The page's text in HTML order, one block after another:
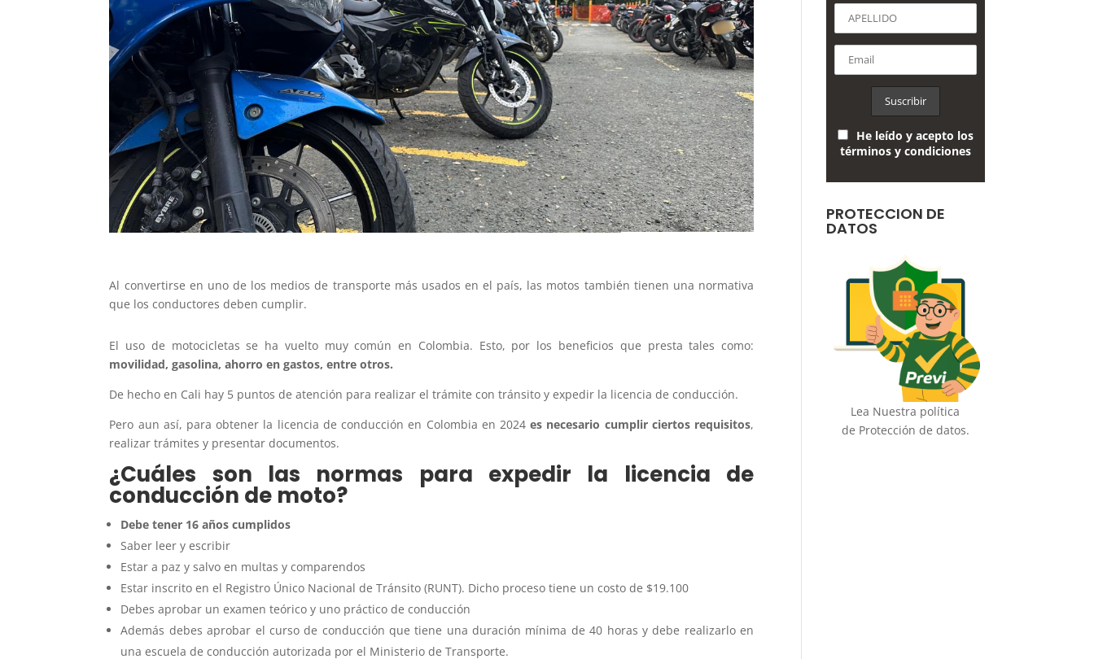
Al convertirse en uno de los medios de transporte más usados en el país, las motos también tienen una normativa
que los conductores deben cumplir.
El uso de motocicletas se ha vuelto muy común en Colombia. Esto, por los beneficios que presta tales como:
movilidad, gasolina, ahorro en gastos, entre otros.
De hecho en Cali hay 5 puntos de atención para realizar el trámite con tránsito y expedir la licencia de conducción.
Pero aun así, para obtener la licencia de conducción en Colombia en 2024 es necesario cumplir ciertos requisitos,
realizar trámites y presentar documentos.
¿Cuáles son las normas para expedir la licencia de
conducción de moto?
Debe tener 16 años cumplidos
Saber leer y escribir
Estar a paz y salvo en multas y comparendos
Estar inscrito en el Registro Único Nacional de Tránsito (RUNT). Dicho proceso tiene un costo de $19.100
Debes aprobar un examen teórico y uno práctico de conducción
Además debes aprobar el curso de conducción que tiene una duración mínima de 40 horas y debe realizarlo en
una escuela de conducción autorizada por el Ministerio de Transporte.
He leído y acepto los
términos y condiciones
PROTECCION DE
DATOS
Lea Nuestra política
de Protección de datos.